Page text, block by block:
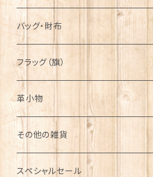
バッグ・財布
フラッグ（旗）
革小物
その他の雑貨
ミニカー
スペシャルセール